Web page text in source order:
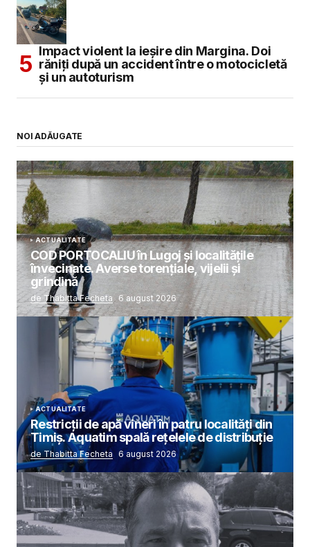
Impact violent la ieșire din Margina. Doi
răniți după un accident între o motocicletă
și un autoturism
NOI ADĂUGATE
ACTUALITATE
COD PORTOCALIU în Lugoj și localitățile
învecinate. Averse torențiale, vijelii și
grindină
de Thabitta Fecheta 6 august 2026
ACTUALITATE
Restricții de apă vineri în patru localități din
Timiș. Aquatim spală rețelele de distribuție
de Thabitta Fecheta 6 august 2026